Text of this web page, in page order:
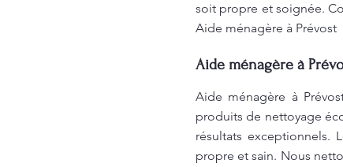
soit propre et soignée.
Aide ménagère à Prévost
Aide ménagère à
Aide ménagère à
produits de nettoyage
résultats exceptionnels.
propre et sain. Nous